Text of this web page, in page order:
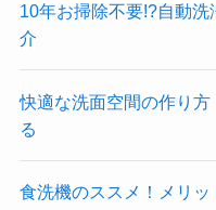
10年お掃除不要!?自動
介
快適な洗面空間の作り
る
食洗機のススメ！メリ